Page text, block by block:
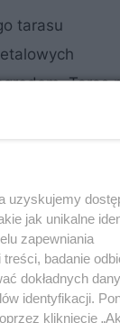
tarasu
Taras
uzyskujemy
jak unikalne
zapewniania
badanie
dokładnych
identyfikacji.
kliknięcie